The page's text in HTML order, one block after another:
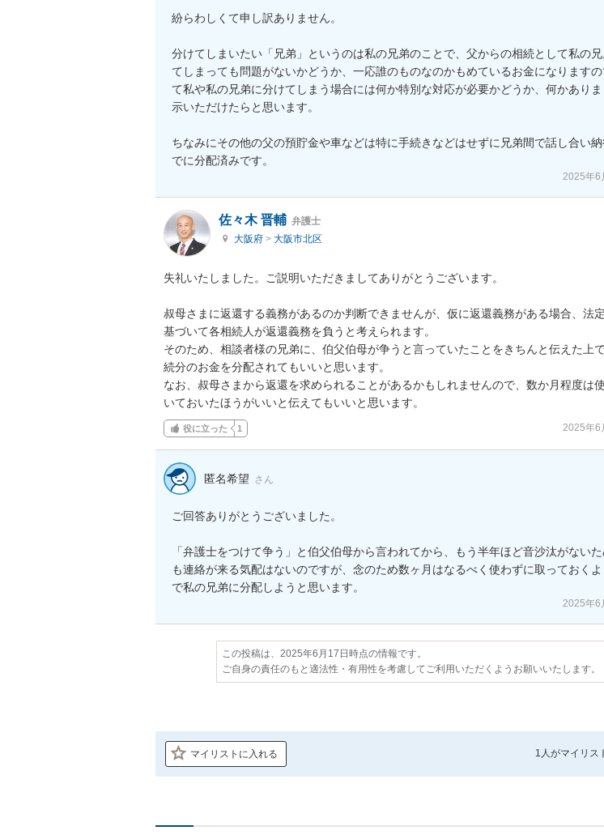
紛らわしくて申し訳ありません。
分けてしまいたい「兄弟」というのは私の兄弟のことで、父からの相続として私の
てしまっても問題がないかどうか、一応誰のものなのかもめているお金になります
て私や私の兄弟に分けてしまう場合には何か特別な対応が必要かどうか、何かあり
示いただけたらと思います。
ちなみにその他の父の預貯金や車などは特に手続きなどはせずに兄弟間で話し合い
でに分配済みです。
2025年6
佐々木 晋輔 弁護士
大阪府 > 大阪市北区
失礼いたしました。ご説明いただきましてありがとうございます。
叔母さまに返還する義務があるのか判断できませんが、仮に返還義務がある場合、法
基づいて各相続人が返還義務を負うと考えられます。
そのため、相談者様の兄弟に、伯父伯母が争うと言っていたことをきちんと伝えた上
続分のお金を分配されてもいいと思います。
なお、叔母さまから返還を求められることがあるかもしれませんので、数か月程度は
いておいたほうがいいと伝えてもいいと思います。
役に立った 1 2025年6
匿名希望 さん
ご回答ありがとうございました。
「弁護士をつけて争う」と伯父伯母から言われてから、もう半年ほど音沙汰がない
も連絡が来る気配はないのですが、念のため数ヶ月はなるべく使わずに取っておく
で私の兄弟に分配しようと思います。
2025年6
この投稿は、2025年6月17日時点の情報です。
ご自身の責任のもと適法性・有用性を考慮してご利用いただくようお願いいたします。
マイリストに入れる 1人がマイリス